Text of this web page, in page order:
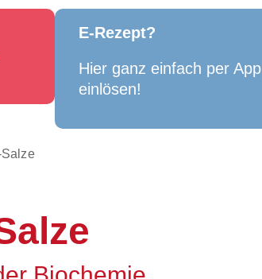
E-Rezept?
Hier ganz einfach per App
einlösen!